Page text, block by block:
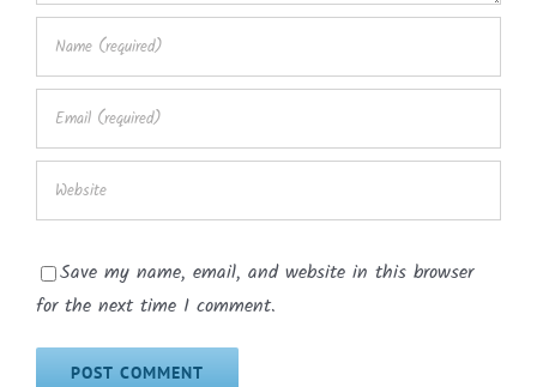
Save my name, email, and website in this browser
for the next time I comment.